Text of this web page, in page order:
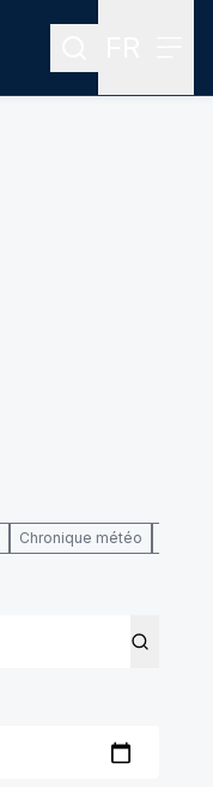
Rechercher
Chronique météo